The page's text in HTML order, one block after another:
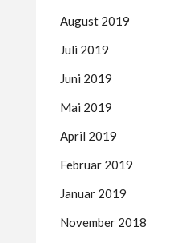
August 2019
Juli 2019
Juni 2019
Mai 2019
April 2019
Februar 2019
Januar 2019
November 2018